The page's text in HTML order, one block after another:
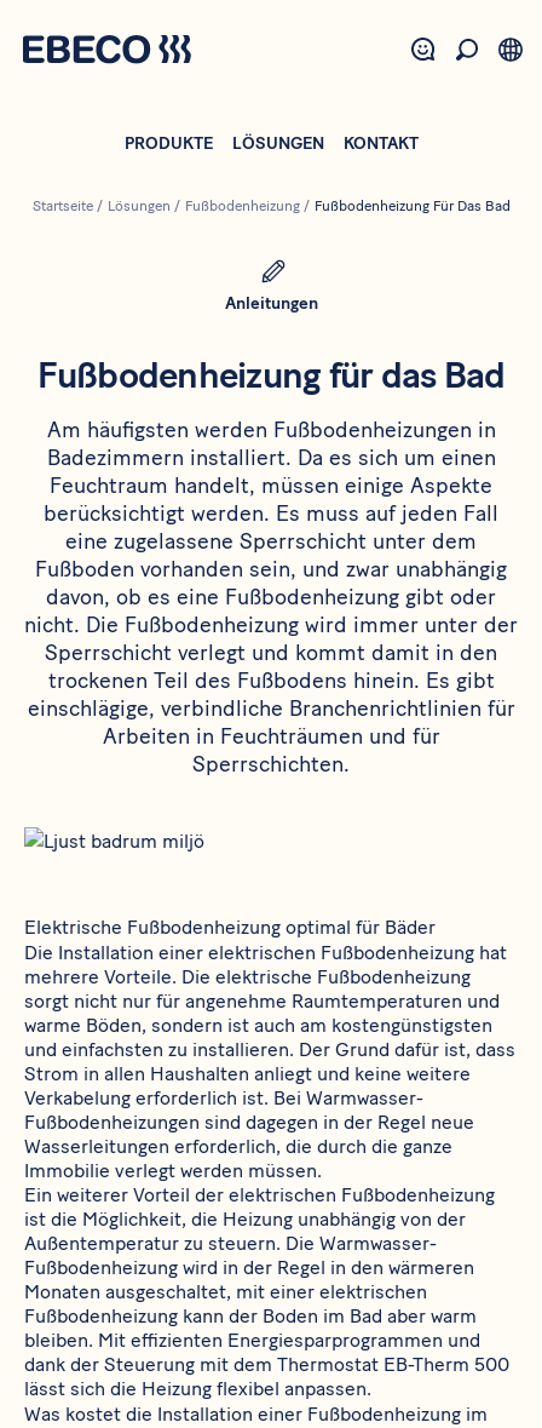
zum
PRODUKTE LÖSUNGEN KONTAKT
Startseite/ Lösungen / Fußbodenheizung/ Fußbodenheizung Für Das Bad
Anleitungen
Fußbodenheizung für das Bad
Am häufigsten werden Fußbodenheizungen in
Badezimmern installiert. Da es sich um einen
Feuchtraum handelt, müssen einige Aspekte
berücksichtigt werden. Es muss auf jeden Fall
eine zugelassene Sperrschicht unter dem
Fußboden vorhanden sein, und zwar unabhängig
davon, ob es eine Fußbodenheizung gibt oder
nicht. Die Fußbodenheizung wird immer unter der
Sperrschicht verlegt und kommt damit in den
trockenen Teil des Fußbodens hinein. Es gibt
einschlägige, verbindliche Branchenrichtlinien für
Arbeiten in Feuchträumen und für
Sperrschichten.
Elektrische Fußbodenheizung optimal für Bäder
Die Installation einer elektrischen Fußbodenheizung hat
mehrere Vorteile. Die elektrische Fußbodenheizung
sorgt nicht nur für angenehme Raumtemperaturen und
warme Böden, sondern ist auch am kostengünstigsten
und einfachsten zu installieren. Der Grund dafür ist, dass
Strom in allen Haushalten anliegt und keine weitere
Verkabelung erforderlich ist. Bei Warmwasser-
Fußbodenheizungen sind dagegen in der Regel neue
Wasserleitungen erforderlich, die durch die ganze
Immobilie verlegt werden müssen.
Ein weiterer Vorteil der elektrischen Fußbodenheizung
ist die Möglichkeit, die Heizung unabhängig von der
Außentemperatur zu steuern. Die Warmwasser-
Fußbodenheizung wird in der Regel in den wärmeren
Monaten ausgeschaltet, mit einer elektrischen
Fußbodenheizung kann der Boden im Bad aber warm
bleiben. Mit effizienten Energiesparprogrammen und
dank der Steuerung mit dem Thermostat EB-Therm 500
lässt sich die Heizung flexibel anpassen.
Was kostet die Installation einer Fußbodenheizung im